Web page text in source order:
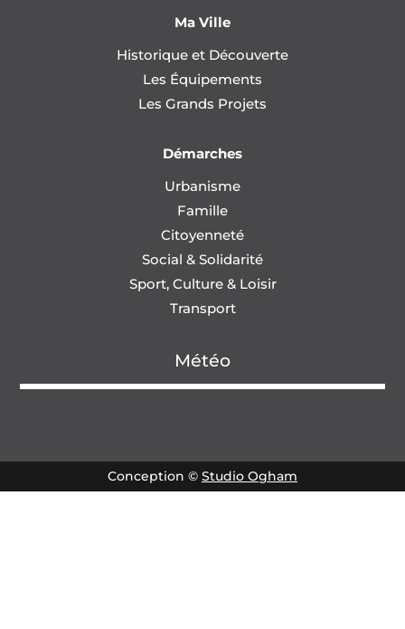
Ma Ville
Historique et Découverte
Les Équipements
Les Grands Projets
Démarches
Urbanisme
Famille
Citoyenneté
Social & Solidarité
Sport, Culture & Loisir
Transport
Météo
Conception © Studio Ogham